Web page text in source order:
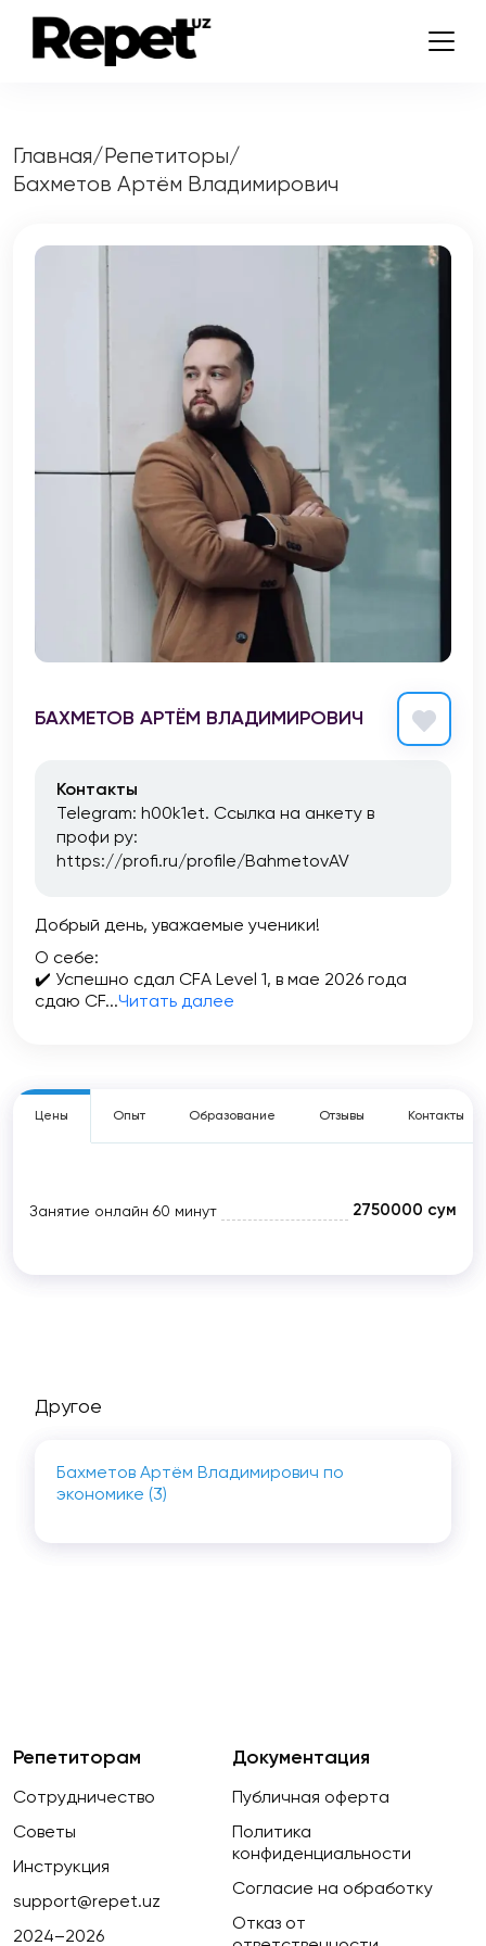
Главная/Репетиторы/
Бахметов Артём Владимирович
БАХМЕТОВ АРТЁМ ВЛАДИМИРОВИЧ
Контакты
Telegram: h00k1et. Ссылка на анкету в
профи ру:
https://profi.ru/profile/BahmetovAV
Добрый день, уважаемые ученики!
О себе:
✔️ Успешно сдал CFA Level 1, в мае 2026 года
сдаю CF...Читать далее
Цены Опыт Образование Отзывы Контакты
Занятие онлайн 60 минут 2750000 сум
Другое
Бахметов Артём Владимирович по
экономике (3)
Документация
Публичная оферта
Политика
конфиденциальности
Согласие на обработку
Отказ от
Репетиторам
Сотрудничество
Советы
Инструкция
support@repet.uz
2024–2026